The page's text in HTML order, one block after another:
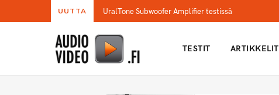
UUTTA UralTone Subwoofer Amplifier testissä
TESTIT ARTIKKELIT